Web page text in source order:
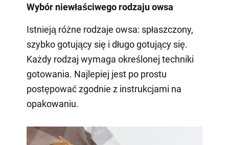
Wybór niewłaściwego rodzaju owsa
Istnieją różne rodzaje owsa: spłaszczony,
szybko gotujący się i długo gotujący się.
Każdy rodzaj wymaga określonej techniki
gotowania. Najlepiej jest po prostu
postępować zgodnie z instrukcjami na
opakowaniu.